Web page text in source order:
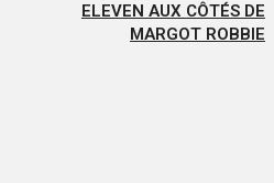
ELEVEN AUX CÔTÉS DE
MARGOT ROBBIE